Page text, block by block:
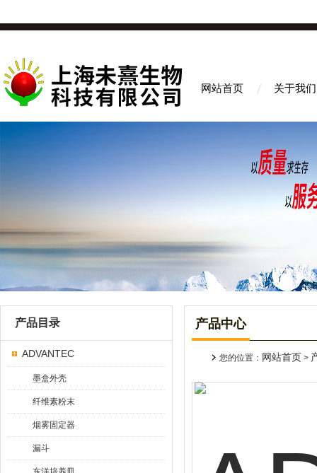
网站首页 关于我们
产品目录
ADVANTEC
墨盒外壳
纤维素粉末
烟雾固定器
漏斗
产品中心
您的位置： 网站首页 >